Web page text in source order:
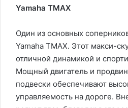
Yamaha TMAX
Один из основных
Yamaha TMAX. Этот макси-
отличной динамикой и
Мощный двигатель и
подвески обеспечивают
управляемость на дороге.